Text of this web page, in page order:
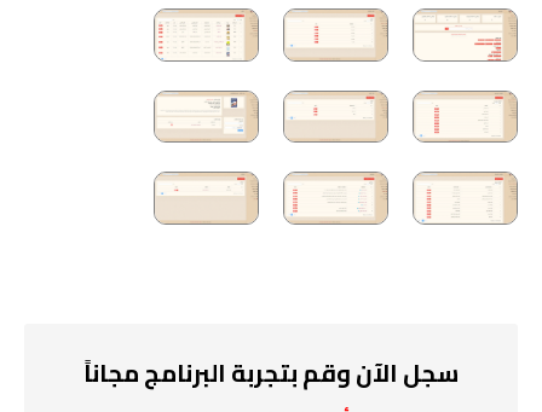
سجل الآن وقم بتجربة البرنامج مجاناً